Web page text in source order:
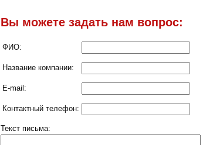
Вы можете задать нам вопрос:
ФИО:
Название компании:
E-mail:
Контактный телефон:
Текст письма: